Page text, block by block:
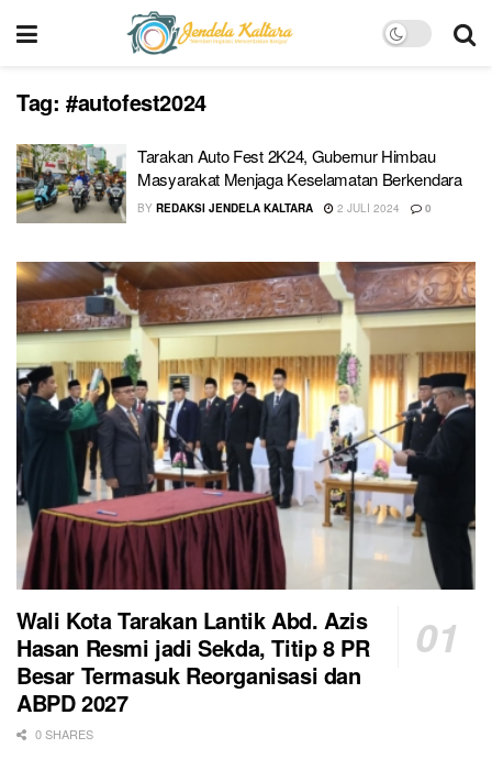
Tag: #autofest2024
Tarakan Auto Fest 2K24, Gubernur Himbau
Masyarakat Menjaga Keselamatan Berkendara
BY REDAKSI JENDELA KALTARA 2 JULI 2024 0
Wali Kota Tarakan Lantik Abd. Azis
Hasan Resmi jadi Sekda, Titip 8 PR
Besar Termasuk Reorganisasi dan
ABPD 2027
0 SHARES